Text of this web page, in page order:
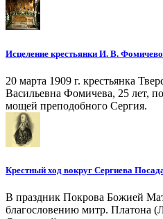
Исцеление крестьянки И. В.
20 марта 1909 г. крестьянка
Васильевна Фомичева, 25 лет,
мощей преподобного Сергия.
Крестный ход вокруг Сергиева
В праздник Покрова Божией
благословению митр. Платона